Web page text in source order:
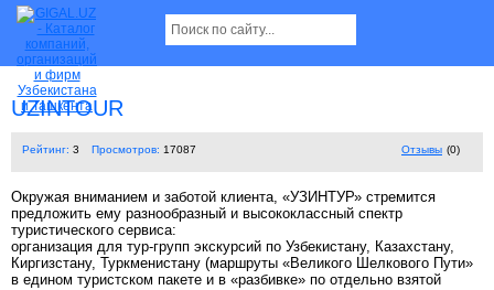
UZINTOUR
Рейтинг: 3 Просмотров: 17087 Отзывы (0)
Окружая вниманием и заботой клиента, «УЗИНТУР» стремится
предложить ему разнообразный и высококлассный спектр
туристического сервиса:
организация для тур-групп экскурсий по Узбекистану, Казахстану,
Киргизстану, Туркменистану (маршруты «Великого Шелкового Пути»
в едином туристском пакете и в «разбивке» по отдельно взятой